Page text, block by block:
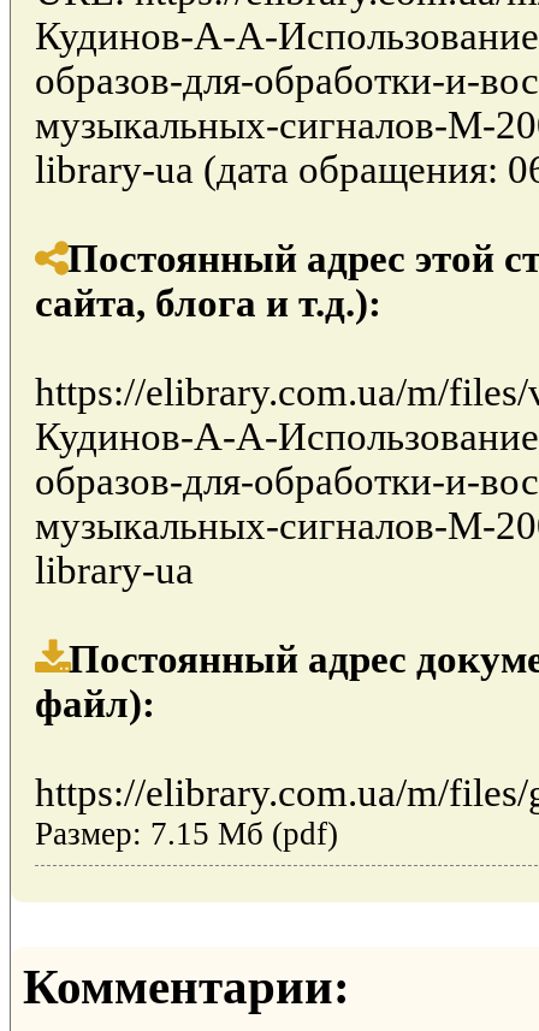
Кудинов-А-А-
образов-для-обработки-и-
музыкальных-сигналов-М-
library-ua (дата обращения:
Постоянный адрес этой
сайта, блога и т.д.):
https://elibrary.com.ua/m/
Кудинов-А-А-
образов-для-обработки-и-
музыкальных-сигналов-М-
library-ua
Постоянный адрес
файл):
https://elibrary.com.ua/m/
Размер: 7.15 Мб (pdf)
Комментарии: